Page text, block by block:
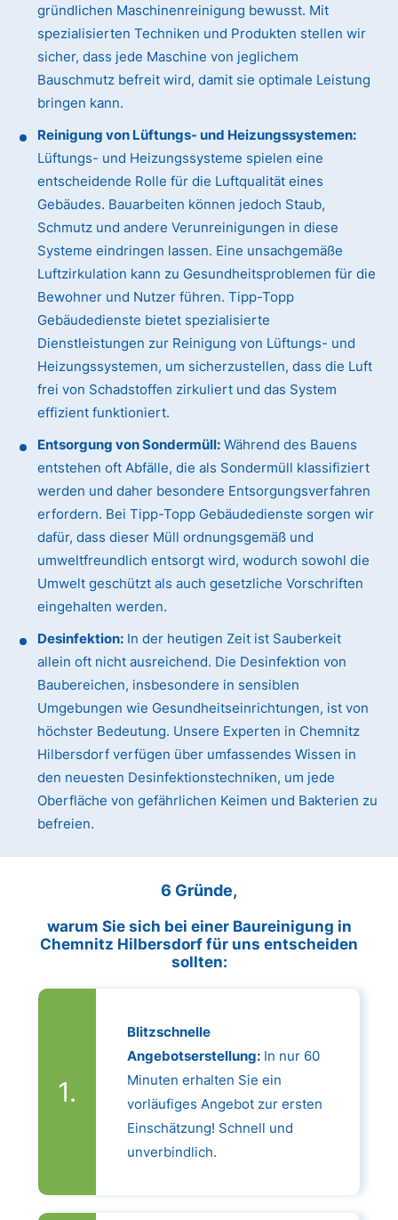
gründlichen Maschinenreinigung bewusst. Mit
spezialisierten Techniken und Produkten stellen wir
sicher, dass jede Maschine von jeglichem
Bauschmutz befreit wird, damit sie optimale Leistung
bringen kann.
Reinigung von Lüftungs- und Heizungssystemen:
Lüftungs- und Heizungssysteme spielen eine
entscheidende Rolle für die Luftqualität eines
Gebäudes. Bauarbeiten können jedoch Staub,
Schmutz und andere Verunreinigungen in diese
Systeme eindringen lassen. Eine unsachgemäße
Luftzirkulation kann zu Gesundheitsproblemen für die
Bewohner und Nutzer führen. Tipp-Topp
Gebäudedienste bietet spezialisierte
Dienstleistungen zur Reinigung von Lüftungs- und
Heizungssystemen, um sicherzustellen, dass die Luft
frei von Schadstoffen zirkuliert und das System
effizient funktioniert.
Entsorgung von Sondermüll: Während des Bauens
entstehen oft Abfälle, die als Sondermüll klassifiziert
werden und daher besondere Entsorgungsverfahren
erfordern. Bei Tipp-Topp Gebäudedienste sorgen wir
dafür, dass dieser Müll ordnungsgemäß und
umweltfreundlich entsorgt wird, wodurch sowohl die
Umwelt geschützt als auch gesetzliche Vorschriften
eingehalten werden.
Desinfektion: In der heutigen Zeit ist Sauberkeit
allein oft nicht ausreichend. Die Desinfektion von
Baubereichen, insbesondere in sensiblen
Umgebungen wie Gesundheitseinrichtungen, ist von
höchster Bedeutung. Unsere Experten in Chemnitz
Hilbersdorf verfügen über umfassendes Wissen in
den neuesten Desinfektionstechniken, um jede
Oberfläche von gefährlichen Keimen und Bakterien zu
befreien.
6 Gründe,
warum Sie sich bei einer Baureinigung in
Chemnitz Hilbersdorf für uns entscheiden
sollten:
Blitzschnelle
Angebotserstellung:In nur 60
Minuten erhalten Sie ein
vorläufiges Angebot zur ersten
Einschätzung! Schnell und
unverbindlich.